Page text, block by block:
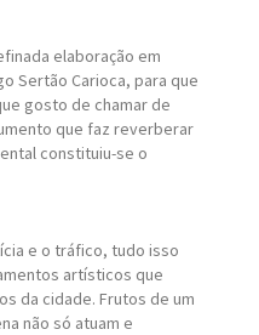
elaboração em
Sertão Carioca, para que
gosto de chamar de
que faz reverberar
constituiu-se o
e o tráfico, tudo isso
artísticos que
da cidade. Frutos de um
não só atuam e